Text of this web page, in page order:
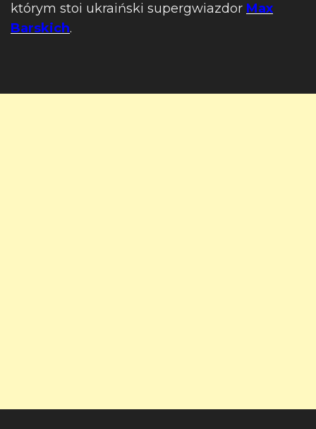
którym stoi ukraiński supergwiazdor Max
Barskich.